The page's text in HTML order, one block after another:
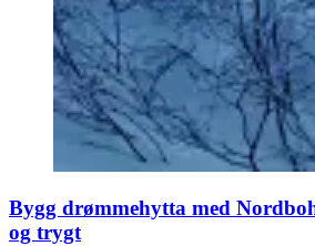
Bygg drømmehytta med
og trygt